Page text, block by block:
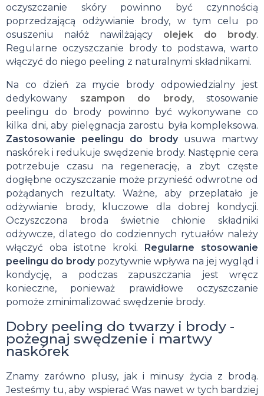
oczyszczanie skóry powinno być czynnością
poprzedzającą odżywianie brody, w tym celu po
osuszeniu nałóż nawilżający olejek do brody.
Regularne oczyszczanie brody to podstawa, warto
włączyć do niego peeling z naturalnymi składnikami.
Na co dzień za mycie brody odpowiedzialny jest
dedykowany szampon do brody, stosowanie
peelingu do brody powinno być wykonywane co
kilka dni, aby pielęgnacja zarostu była kompleksowa.
Zastosowanie peelingu do brody usuwa martwy
naskórek i redukuje swędzenie brody. Następnie cera
potrzebuje czasu na regenerację, a zbyt częste
dogłębne oczyszczanie może przynieść odwrotne od
pożądanych rezultaty. Ważne, aby przeplatało je
odżywianie brody, kluczowe dla dobrej kondycji.
Oczyszczona broda świetnie chłonie składniki
odżywcze, dlatego do codziennych rytuałów należy
włączyć oba istotne kroki. Regularne stosowanie
peelingu do brodypozytywnie wpływa na jej wygląd i
kondycję, a podczas zapuszczania jest wręcz
konieczne, ponieważ prawidłowe oczyszczanie
pomoże zminimalizować swędzenie brody.
Dobry peeling do twarzy i brody -
pożegnaj swędzenie i martwy
naskórek
Znamy zarówno plusy, jak i minusy życia z brodą.
Jesteśmy tu, aby wspierać Was nawet w tych bardziej